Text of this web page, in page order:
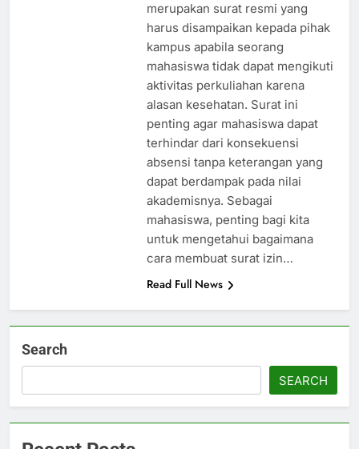
merupakan surat resmi yang
harus disampaikan kepada pihak
kampus apabila seorang
mahasiswa tidak dapat mengikuti
aktivitas perkuliahan karena
alasan kesehatan. Surat ini
penting agar mahasiswa dapat
terhindar dari konsekuensi
absensi tanpa keterangan yang
dapat berdampak pada nilai
akademisnya. Sebagai
mahasiswa, penting bagi kita
untuk mengetahui bagaimana
cara membuat surat izin…
Read Full News
Search
SEARCH